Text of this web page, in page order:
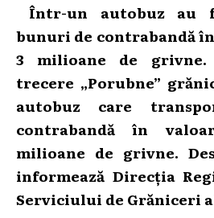
Într-un autobuz au
bunuri de contrabandă
3 milioane de grivne.
trecere „Porubne”
autobuz care
contrabandă în
milioane de grivne.
informează Direcția
Serviciului de Grăniceri